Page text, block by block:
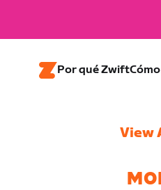
Por qué Zwift
View